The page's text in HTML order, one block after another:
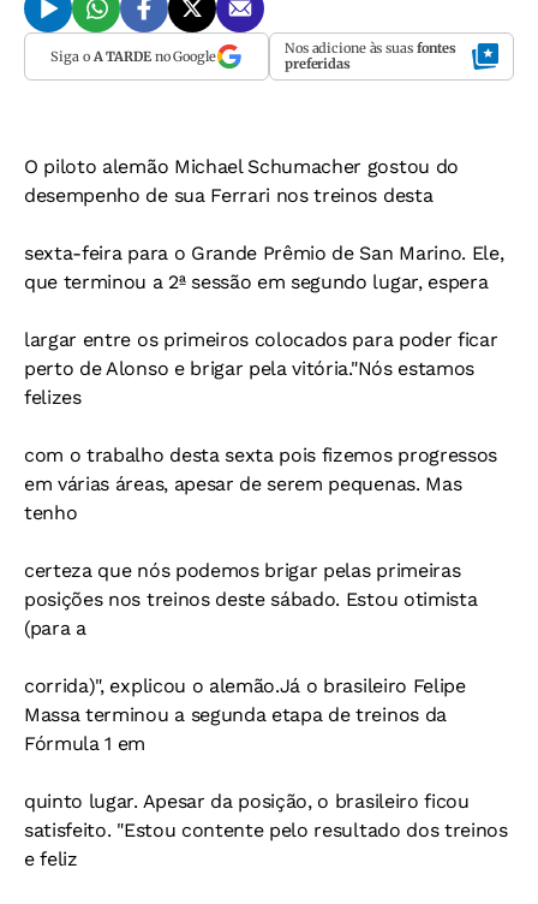
Siga o A TARDEno Google Nos adicione às suas fontes
preferidas
O piloto alemão Michael Schumacher gostou do
desempenho de sua Ferrari nos treinos desta
sexta-feira para o Grande Prêmio de San Marino. Ele,
que terminou a 2ª sessão em segundo lugar, espera
largar entre os primeiros colocados para poder ficar
perto de Alonso e brigar pela vitória."Nós estamos
felizes
com o trabalho desta sexta pois fizemos progressos
em várias áreas, apesar de serem pequenas. Mas
tenho
certeza que nós podemos brigar pelas primeiras
posições nos treinos deste sábado. Estou otimista
(para a
corrida)", explicou o alemão.Já o brasileiro Felipe
Massa terminou a segunda etapa de treinos da
Fórmula 1 em
quinto lugar. Apesar da posição, o brasileiro ficou
satisfeito. "Estou contente pelo resultado dos treinos
e feliz